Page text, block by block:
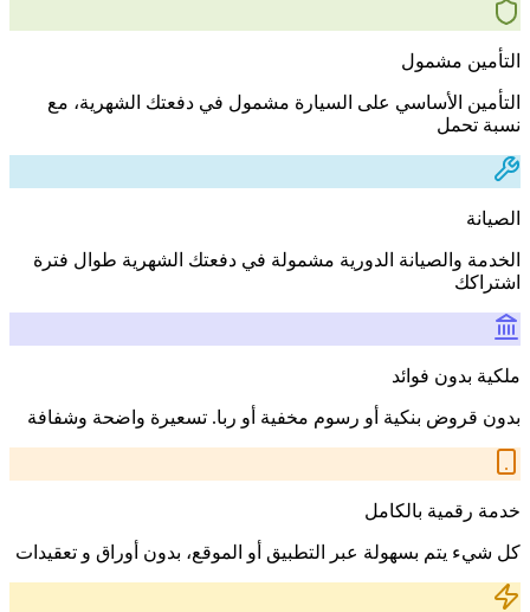
التأمين مشمول
التأمين الأساسي على السيارة مشمول في دفعتك الشهرية، مع
نسبة تحمل
الصيانة
الخدمة والصيانة الدورية مشمولة في دفعتك الشهرية طوال فترة
اشتراكك
ملكية بدون فوائد
بدون قروض بنكية أو رسوم مخفية أو ربا. تسعيرة واضحة وشفافة
خدمة رقمية بالكامل
كل شيء يتم بسهولة عبر التطبيق أو الموقع، بدون أوراق و تعقيدات